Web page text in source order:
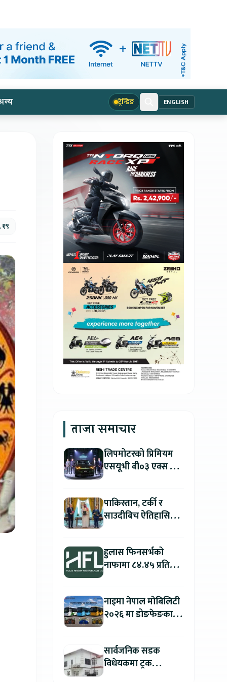
ट्रेन्डिङ ENGLISH
ताजा समाचार
लिपमोटरको प्रिमियम
एसयूभी बी०३ एक्स प्रो
ग्राहकलाई रु. ४४.९९
लाखको विशेष अफर
पाकिस्तान, टर्की र
साउदीबिच ऐतिहासिक
हुलास फिनसर्भको
नाफामा ८४.४५ प्रतिशत
नाइमा नेपाल मोबिलिटी
२०२६ मा डोङफेङका
बुकिङ गर्दा विशेष छुट
सार्वजनिक सडक
विधेयकमा ट्रक